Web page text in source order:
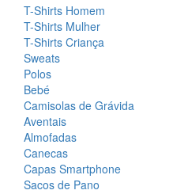
T-Shirts Homem
T-Shirts Mulher
T-Shirts Criança
Sweats
Polos
Bebé
Camisolas de Grávida
Aventais
Almofadas
Canecas
Capas Smartphone
Sacos de Pano